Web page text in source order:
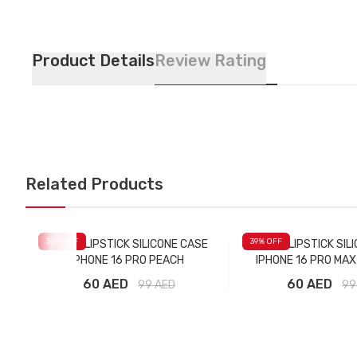
Product DetailsReview Rating
Related Products
39 % OFF
RHODE LIPSTICK SILICONE CASE
IPHONE 16 PRO PEACH
60 AED 99AED
39% OFF
RHODE LIPSTICK
IPHONE 16 PRO
60 AED 99